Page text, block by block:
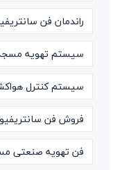
راندمان فن
سیستم تهویه
سیستم کنترل
فروش فن
فن تهویه صنعتی